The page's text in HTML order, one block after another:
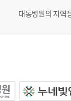
대동병원의 지역